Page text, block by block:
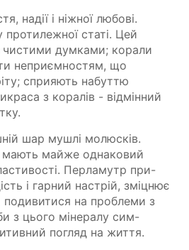
надії і ніжної любові.
протилежної статі. Цей
чистими думками; корали
неприємностям, що
сприяють набуттю
з коралів - відмінний
шар мушлі молюсків.
майже однаковий
Перламутр при-
і гарний настрій, зміцнює
подивитися на проблеми з
з цього мінералу сим-
погляд на життя.